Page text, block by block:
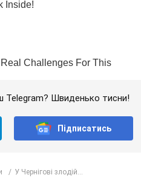
Telegram? Швиденько тисни!
Підписатись
У Чернігові злодій...